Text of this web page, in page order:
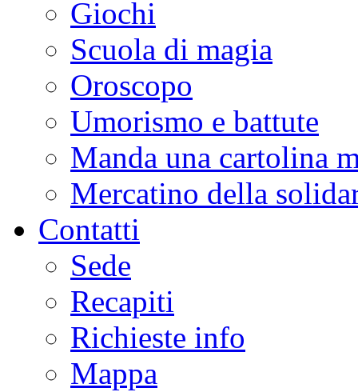
Giochi
Scuola di magia
Oroscopo
Umorismo e battute
Manda una cartolina
Mercatino della
Contatti
Sede
Recapiti
Richieste info
Mappa